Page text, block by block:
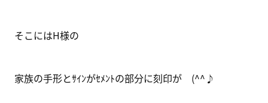
そこにはH様の
家族の手形とｻｲﾝがｾﾒﾝﾄの部分に刻印が (^^♪